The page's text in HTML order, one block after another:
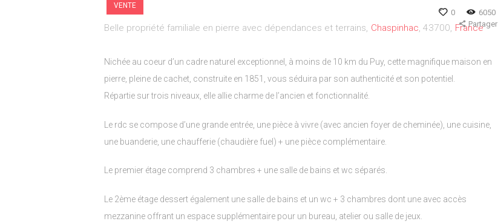
VENTE
Belle propriété familiale en pierre avec dépendances et terrains Chaspinhac 43700 France
6050
0
Partager
Nichée au coeur d’un cadre naturel exceptionnel, à moins de 10 km du Puy, cette magnifique maison en
pierre, pleine de cachet, construite en 1851, vous séduira par son authenticité et son potentiel.
Répartie sur trois niveaux, elle allie charme de l’ancien et fonctionnalité.
Le rdc se compose d’une grande entrée, une pièce à vivre (avec ancien foyer de cheminée), une cuisine,
une buanderie, une chaufferie (chaudière fuel) + une pièce complémentaire.
Le premier étage comprend 3 chambres + une salle de bains et wc séparés.
Le 2ème étage dessert également une salle de bains et un wc + 3 chambres dont une avec accès
mezzanine offrant un espace supplémentaire pour un bureau, atelier ou salle de jeux.